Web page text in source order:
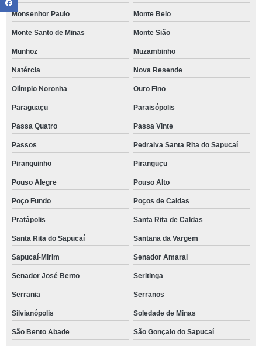
Monsenhor Paulo Monte Belo
Monte Santo de Minas Monte Sião
Munhoz Muzambinho
Natércia Nova Resende
Olímpio Noronha Ouro Fino
Paraguaçu Paraisópolis
Passa Quatro Passa Vinte
Passos Pedralva Santa Rita do Sapucaí
Piranguinho Piranguçu
Pouso Alegre Pouso Alto
Poço Fundo Poços de Caldas
Pratápolis Santa Rita de Caldas
Santa Rita do Sapucaí Santana da Vargem
Sapucaí-Mirim Senador Amaral
Senador José Bento Seritinga
Serrania Serranos
Silvianópolis Soledade de Minas
São Bento Abade São Gonçalo do Sapucaí